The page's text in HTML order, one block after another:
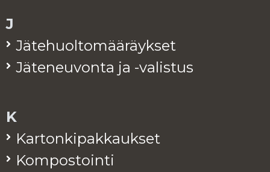
J
Jä­te­huol­to­mää­räyk­set
Jä­te­neu­von­ta ja -va­lis­tus
K
Kar­ton­ki­pak­kauk­set
Kom­pos­toin­ti